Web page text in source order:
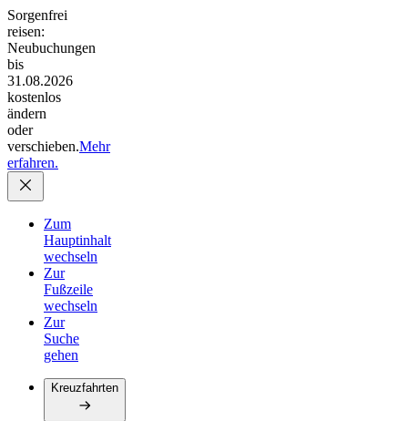
Sorgenfrei
reisen:
Neubuchungen
bis
31.08.2026
kostenlos
ändern
oder
verschieben.Mehr
erfahren.
Zum
Hauptinhalt
wechseln
Zur
Fußzeile
wechseln
Zur
Suche
gehen
Kreuzfahrten